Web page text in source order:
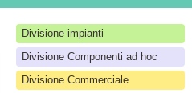
Divisione impianti
Divisione Componenti ad hoc
Divisione Commerciale